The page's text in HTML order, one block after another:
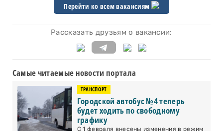
Перейти ко всем вакансиям
Рассказать друзьям о вакансии:
Самые читаемые новости портала
ТРАНСПОРТ
Городской автобус №4 теперь
будет ходить по свободному
графику
С 1 февраля внесены изменения в режим